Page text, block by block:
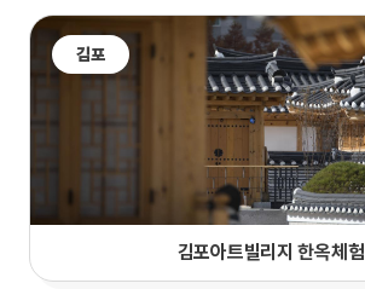
김포
김포아트빌리지 한옥체험